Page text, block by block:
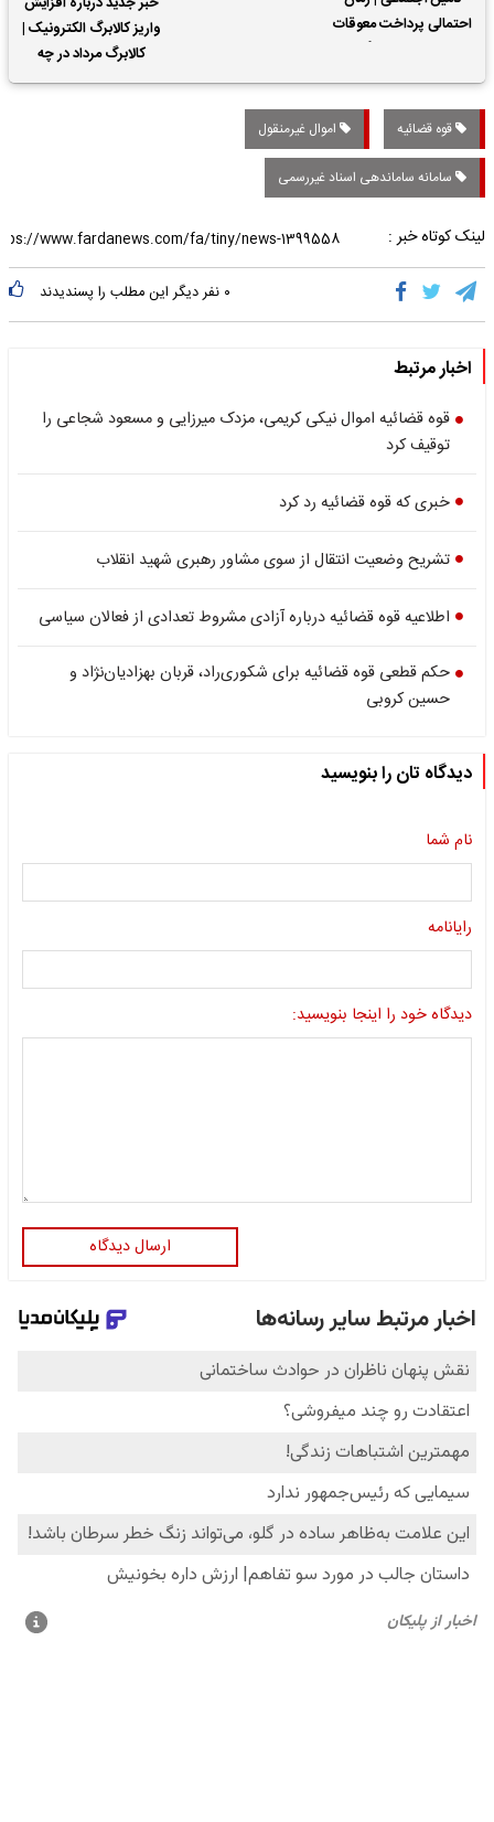
احتمالی پرداخت معوقات
واریز کالابرگ الکترونیک |
کالابرگ مرداد در چه
تاریخی واریز خواهد شد؟
قوه قضائیه اموال غیرمنقول
سامانه ساماندهی اسناد غیررسمی
لینک کوتاه خبر :
۰ نفر دیگر این مطلب را پسندیدند
اخبار مرتبط
قوه قضائیه اموال نیکی کریمی، مزدک میرزایی و مسعود شجاعی را
توقیف کرد
خبری که قوه قضائیه رد کرد
تشریح وضعیت انتقال از سوی مشاور رهبری شهید انقلاب
اطلاعیه قوه قضائیه درباره آزادی مشروط تعدادی از فعالان سیاسی
حکم قطعی قوه قضائیه برای شکوری‌راد، قربان بهزادیان‌نژاد و
حسین کروبی
دیدگاه تان را بنویسید
نام شما
رایانامه
دیدگاه خود را اینجا بنویسید:
ارسال دیدگاه